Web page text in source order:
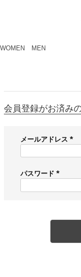
WOMEN MEN
会員登録がお済み
メールアドレス
必
)
パスワード
必